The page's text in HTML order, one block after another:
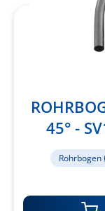
45° -
Rohrbogen